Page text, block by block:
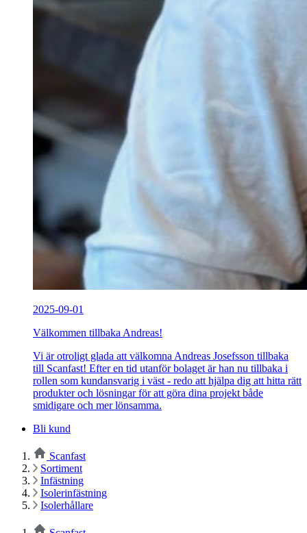
2025-09-01
Välkommen tillbaka Andreas!
Vi är otroligt glada att välkomna Andreas Josefsson tillbaka
till Scanfast! Efter en tid utanför bolaget är han nu tillbaka i
rollen som kundansvarig i väst - redo att hjälpa dig att hitta rätt
produkter och lösningar för att göra dina projekt både
smidigare och mer lönsamma.
Bli kund
Scanfast
Sortiment
Infästning
Isolerinfästning
Isolerhållare